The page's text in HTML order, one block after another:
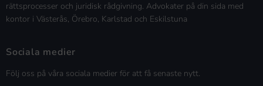
rättsprocesser och juridisk rådgivning. Advokater på din sida med
kontor i Västerås, Örebro, Karlstad och Eskilstuna
Sociala medier
Följ oss på våra sociala medier för att få senaste nytt.